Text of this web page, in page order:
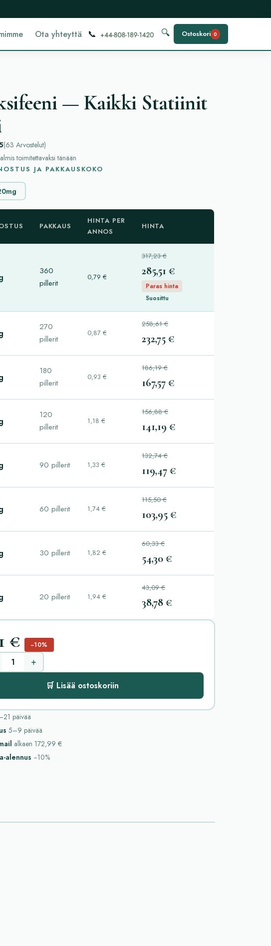
Ota yhteyttä 📞 🔍 Ostoskori 0
— Kaikki Statiinit
(63 Arvostelut)
toimitettavaksi tänään
JA PAKKAUSKOKO
PAKKAUS
HINTA PER
ANNOS
HINTA
360
pillerit
0,79 €
317,23 €
285,51 €
Paras hinta
Suosittu
270
pillerit
0,87 €
258,61 €
232,75 €
180
pillerit
0,93 €
186,19 €
167,57 €
120
pillerit
1,18 €
156,88 €
141,19 €
90 pillerit 1,33 €
132,74 €
119,47 €
60 pillerit 1,74 €
115,50 €
103,95 €
30 pillerit 1,82 €
60,33 €
54,30 €
20 pillerit 1,94 €
43,09 €
38,78 €
€ −10%
+
🛒 Lisää ostoskoriin
päivää
5–9 päivää
alkaen 172,99 €
alennus −10%